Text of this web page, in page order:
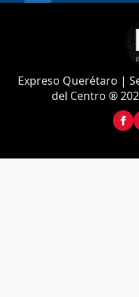
Expreso Querétaro |
del Centro ®